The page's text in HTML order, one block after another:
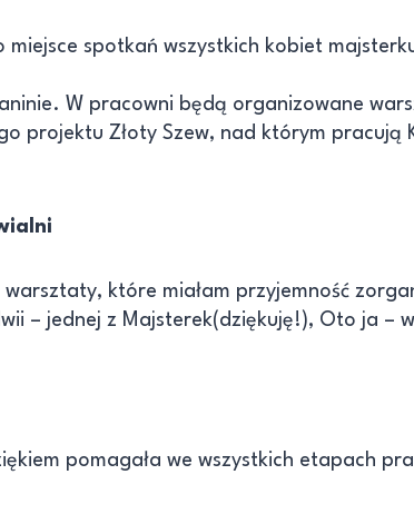
miejsce spotkań wszystkich kobiet
W pracowni będą organizowane
projektu Złoty Szew, nad którym pracują
warsztaty, które miałam przyjemność
– jednej z Majsterek(dziękuję!), Oto ja –
pomagała we wszystkich etapach